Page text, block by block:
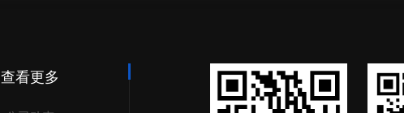
查看更多